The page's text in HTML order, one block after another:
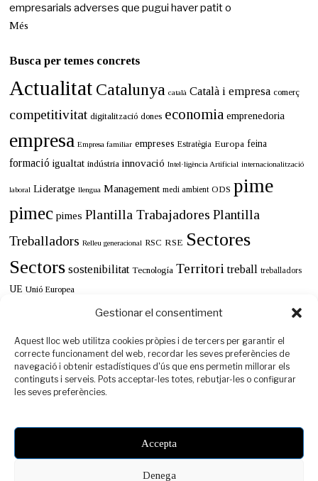
Gestionar el consentiment
Aquest lloc web utilitza cookies pròpies i de tercers per garantir el
correcte funcionament del web, recordar les seves preferències de
navegació i obtenir estadístiques d'ús que ens permetin millorar els
continguts i serveis. Pots acceptar-les totes, rebutjar-les o configurar
les seves preferències.
Accepta
Denega
m
d
2
0
empresarials adverses que pugui haver patit o
Més
Busca per temes concrets
Actualitat Catalunya català Català i empresa comerç
competitivitat digitalització dones economia emprenedoria
empresa Empresa familiar empreses Estratègia Europa feina
formació igualtat indústria innovació Intel·ligència Artificial internacionalització
laboral Lideratge llengua Management medi ambient ODS pime
pimec pimes Plantilla Trabajadores Plantilla
Treballadors Relleu generacional RSC RSE Sectores
Sectors sostenibilitat Tecnología Territori treball treballadors
UE Unió Europea